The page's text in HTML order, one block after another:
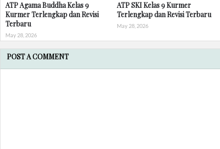
ATP Agama Buddha Kelas 9
Kurmer Terlengkap dan Revisi
Terbaru
May 28, 2026
ATP SKI Kelas 9 Kurmer
Terlengkap dan Revisi Terbaru
May 28, 2026
POST A COMMENT